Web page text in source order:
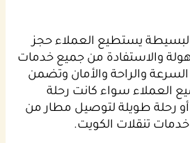
يستطيع العملاء حجز
والاستفادة من جميع خدمات
السرعة والراحة والأمان وتضمن
العملاء سواء كانت رحلة
رحلة طويلة لتوصيل مطار من
تنقلات الكويت.